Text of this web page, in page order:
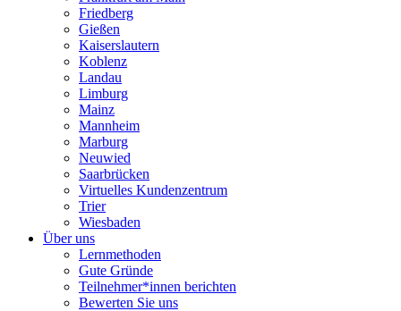
Friedberg
Gießen
Kaiserslautern
Koblenz
Landau
Limburg
Mainz
Mannheim
Marburg
Neuwied
Saarbrücken
Virtuelles Kundenzentrum
Trier
Wiesbaden
Über uns
Lernmethoden
Gute Gründe
Teilnehmer*innen berichten
Bewerten Sie uns